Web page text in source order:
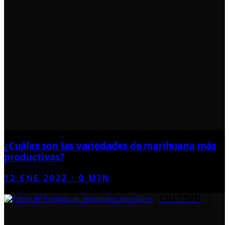
¿Cuáles son las variedades de marihuana más
productivas?
12 ENE 2022 ·0 MIN